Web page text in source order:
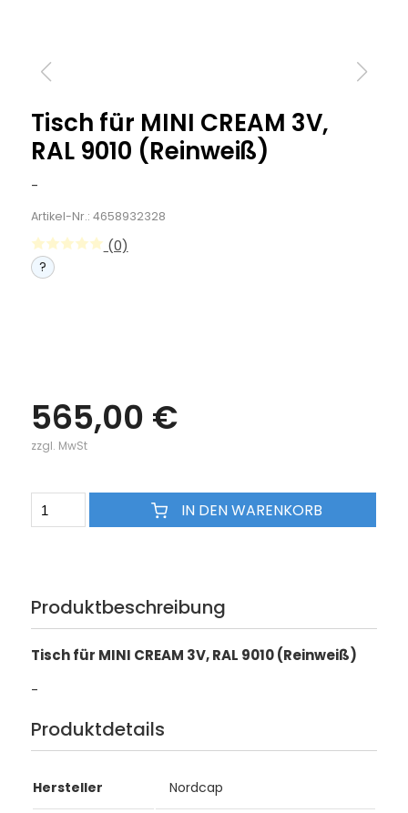
Tisch für MINI CREAM 3V,
RAL 9010 (Reinweiß)
-
Artikel-Nr.: 4658932328
(0)
?
565,00 €
zzgl. MwSt
IN DEN WARENKORB
Produktbeschreibung
Tisch für MINI CREAM 3V, RAL 9010 (Reinweiß)
-
Produktdetails
Hersteller Nordcap